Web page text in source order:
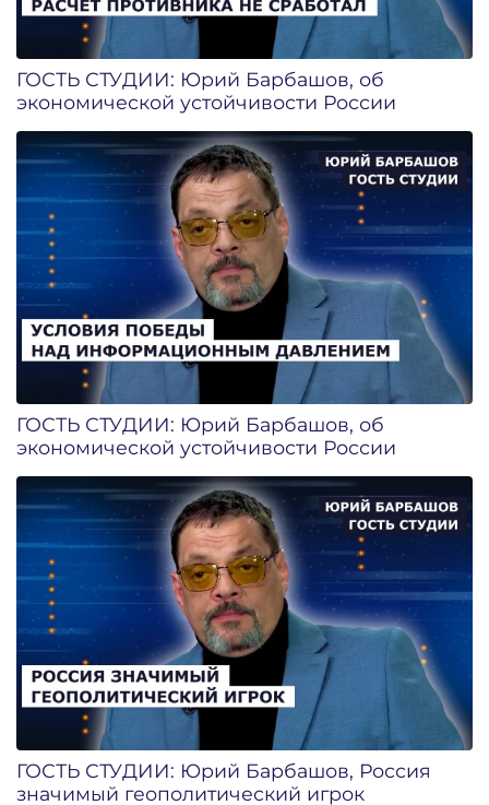
ГОСТЬ СТУДИИ: Юрий Барбашов, об
экономической устойчивости России
ГОСТЬ СТУДИИ: Юрий Барбашов, об
экономической устойчивости России
ГОСТЬ СТУДИИ: Юрий Барбашов, Россия
значимый геополитический игрок